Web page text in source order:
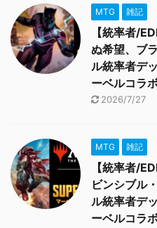
MTG 雑記
【統率者/
ぬ希望、ブ
ル統率者デ
ーベルコラボ
2026/7/27
MTG 雑記
【統率者/
ビンシブル
ル統率者デ
ーベルコラボ